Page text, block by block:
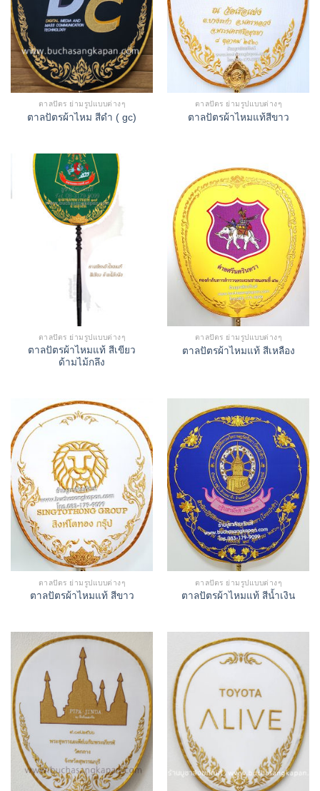
ตาลปัตร ย่ามรูปแบบต่างๆ
ตาลปัตรผ้าไหม สีดำ ( gc)
ตาลปัตร ย่ามรูปแบบต่างๆ
ตาลปัตรผ้าไหมแท้สีขาว
ตาลปัตร ย่ามรูปแบบต่างๆ
ตาลปัตรผ้าไหมแท้ สีเขียว
ด้ามไม้กลึง
ตาลปัตร ย่ามรูปแบบต่างๆ
ตาลปัตรผ้าไหมแท้ สีเหลือง
ตาลปัตร ย่ามรูปแบบต่างๆ
ตาลปัตรผ้าไหมแท้ สีขาว
ตาลปัตร ย่ามรูปแบบต่างๆ
ตาลปัตรผ้าไหมแท้ สีน้ำเงิน